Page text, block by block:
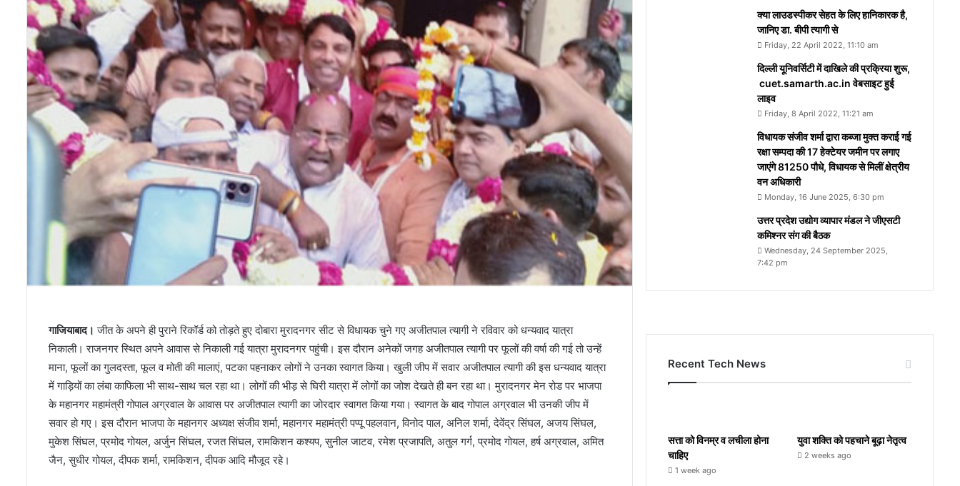
गाजियाबाद। जीत के अपने ही पुराने रिकॉर्ड को तोड़ते हुए दोबारा मुरादनगर सीट से विधायक चुने गए अजीतपाल त्यागी ने रविवार को धन्यवाद यात्रा
निकाली। राजनगर स्थित अपने आवास से निकाली गई यात्रा मुरादनगर पहुंची। इस दौरान अनेकों जगह अजीतपाल त्यागी पर फूलों की वर्षा की गई तो उन्हें
माना, फूलों का गुलदस्ता, फूल व मोती की मालाएं, पटका पहनाकर लोगों ने उनका स्वागत किया। खुली जीप में सवार अजीतपाल त्यागी की इस धन्यवाद यात्रा
में गाड़ियों का लंबा काफिला भी साथ-साथ चल रहा था। लोगों की भीड़ से घिरी यात्रा में लोगों का जोश देखते ही बन रहा था। मुरादनगर मेन रोड पर भाजपा
के महानगर महामंत्री गोपाल अग्रवाल के आवास पर अजीतपाल त्यागी का जोरदार स्वागत किया गया। स्वागत के बाद गोपाल अग्रवाल भी उनकी जीप में
सवार हो गए। इस दौरान भाजपा के महानगर अध्यक्ष संजीव शर्मा, महानगर महामंत्री पप्पू पहलवान, विनोद पाल, अनिल शर्मा, देवेंद्र सिंघल, अजय सिंघल,
मुकेश सिंघल, प्रमोद गोयल, अर्जुन सिंघल, रजत सिंघल, रामकिशन कश्यप, सुनील जाटव, रमेश प्रजापति, अतुल गर्ग, प्रमोद गोयल, हर्ष अग्रवाल, अमित
जैन, सुधीर गोयल, दीपक शर्मा, रामकिशन, दीपक आदि मौजूद रहे।
क्या लाउडस्पीकर सेहत के लिए हानिकारक है,
जानिए डा. बीपी त्यागी से
Friday, 22 April 2022, 11:10 am
दिल्ली यूनिवर्सिटी में दाखिले की प्रक्रिया शुरू,
cuet.samarth.ac.in वेबसाइट हुई
लाइव
Friday, 8 April 2022, 11:21 am
विधायक संजीव शर्मा द्वारा कब्जा मुक्त कराई गई
रक्षा सम्पदा की 17 हेक्टेयर जमीन पर लगाए
जाएंगे 81250 पौधे, विधायक से मिलीं क्षेत्रीय
वन अधिकारी
Monday, 16 June 2025, 6:30 pm
उत्तर प्रदेश उद्योग व्यापार मंडल ने जीएसटी
कमिश्नर संग की बैठक
Wednesday, 24 September 2025,
7:42 pm
Recent Tech News
सत्ता को विनम्र व लचीला होना
चाहिए
1 week ago
युवा शक्ति को पहचाने बूढ़ा नेतृत्व
2 weeks ago